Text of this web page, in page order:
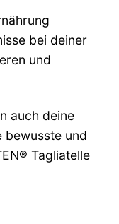
bei deiner
und
auch deine
bewusste und
Tagliatelle